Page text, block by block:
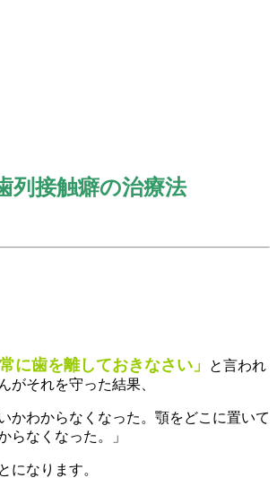
列接触癖の治療法
常に歯を離しておきなさい」
と言われ
がそれを守った結果、
かわからなくなった。顎をどこに置いて
らなくなった。」
になります。